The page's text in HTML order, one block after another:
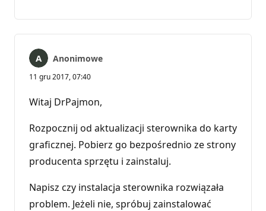
Anonimowe
11 gru 2017, 07:40
Witaj DrPajmon,
Rozpocznij od aktualizacji sterownika do karty
graficznej. Pobierz go bezpośrednio ze strony
producenta sprzętu i zainstaluj.
Napisz czy instalacja sterownika rozwiązała
problem. Jeżeli nie, spróbuj zainstalować